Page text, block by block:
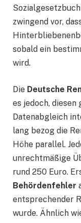
zwingend vor,
sobald ein
wird.
Die Deutsche
es jedoch,
Datenabgleich
lang bezog die
Höhe parallel.
unrechtmäßige
rund 250 Euro.
Behördenfehler
entsprechender
wurde. Ähnlich